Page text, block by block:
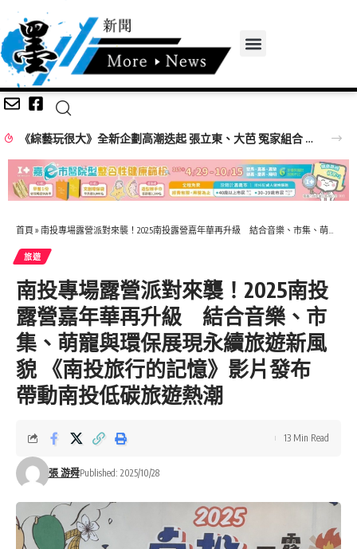
《綜藝玩很大》全新企劃高潮迭起 張立東、大芭 冤家組合 再創收視火花
首頁 » 南投專場露營派對來襲！2025南投露營嘉年華再升級 結合音樂、市集、萌寵與環保展現永續旅遊新風貌 《南投旅行的記憶》影片發布 帶動南投低碳旅遊熱潮
旅遊
南投專場露營派對來襲！2025南投
露營嘉年華再升級 結合音樂、市
集、萌寵與環保展現永續旅遊新風
貌 《南投旅行的記憶》影片發布
帶動南投低碳旅遊熱潮
張 游舜Published: 2025/10/28
13 Min Read